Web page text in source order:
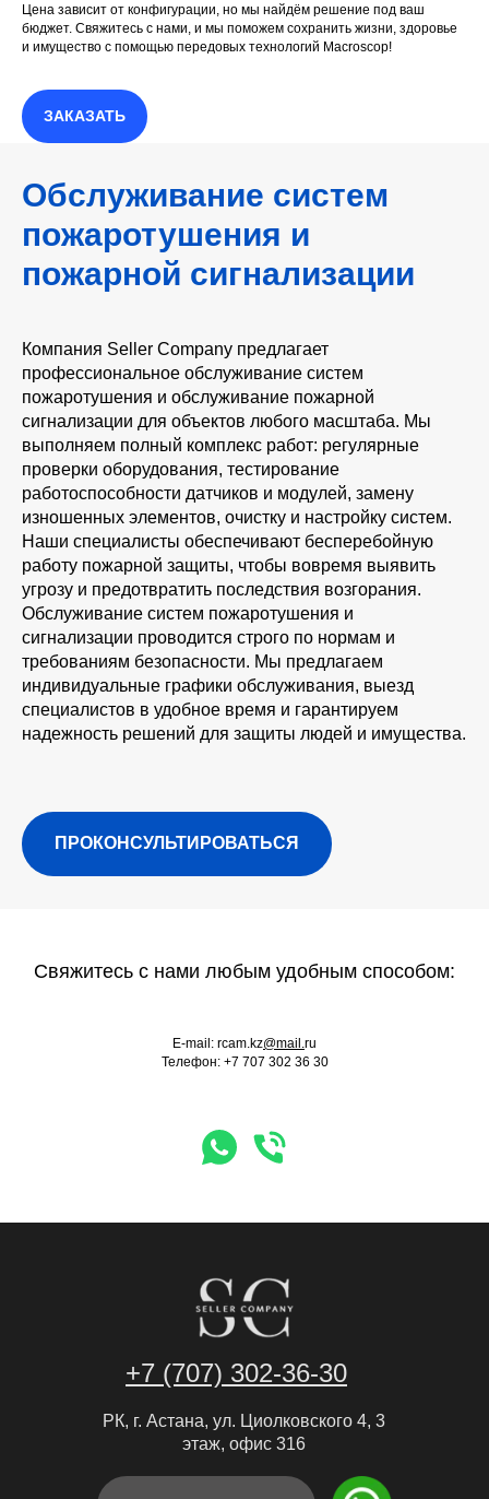
Цена зависит от конфигурации, но мы найдём решение под ваш
бюджет. Свяжитесь с нами, и мы поможем сохранить жизни, здоровье
и имущество с помощью передовых технологий Macroscop!
ЗАКАЗАТЬ
Обслуживание систем
пожаротушения и
пожарной сигнализации
Компания Seller Company предлагает
профессиональное обслуживание систем
пожаротушения и обслуживание пожарной
сигнализации для объектов любого масштаба. Мы
выполняем полный комплекс работ: регулярные
проверки оборудования, тестирование
работоспособности датчиков и модулей, замену
изношенных элементов, очистку и настройку систем.
Наши специалисты обеспечивают бесперебойную
работу пожарной защиты, чтобы вовремя выявить
угрозу и предотвратить последствия возгорания.
Обслуживание систем пожаротушения и
сигнализации проводится строго по нормам и
требованиям безопасности. Мы предлагаем
индивидуальные графики обслуживания, выезд
специалистов в удобное время и гарантируем
надежность решений для защиты людей и имущества.
ПРОКОНСУЛЬТИРОВАТЬСЯ
Cвяжитесь с нами любым удобным способом:
E-mail: rcam.kz@mail.ru
Телефон: +7 707 302 36 30
+7 (707) 302-36-30
Seller Company
РК, г. Астана, ул. Циолковского 4, 3
этаж, офис 316